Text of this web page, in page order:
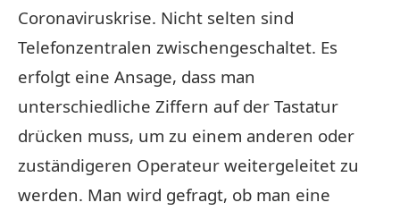
Coronaviruskrise. Nicht selten sind
Telefonzentralen zwischengeschaltet. Es
erfolgt eine Ansage, dass man
unterschiedliche Ziffern auf der Tastatur
drücken muss, um zu einem anderen oder
zuständigeren Operateur weitergeleitet zu
werden. Man wird gefragt, ob man eine